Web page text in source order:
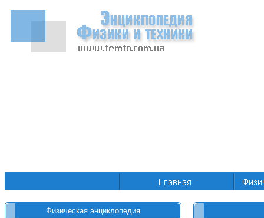
Физическая энциклопедия